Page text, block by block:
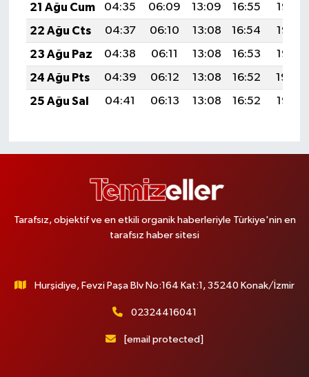
21 Ağu Cum
04:35 06:09 13:09 16:55
19:58
22 Ağu Cts
04:37 06:10 13:08 16:54
19:57
23 Ağu Paz
04:38 06:11 13:08 16:53
19:55
24 Ağu Pts
04:39 06:12 13:08 16:52
19:54
25 Ağu Sal
04:41 06:13 13:08 16:52 19:52
Tarafsız, objektif ve en etkili organik haberleriyle Türkiye'nin en
tarafsız haber sitesi
Hurşidiye, Fevzi Paşa Blv No:164 Kat:1, 35240 Konak/İzmir
02324416041
[email protected]